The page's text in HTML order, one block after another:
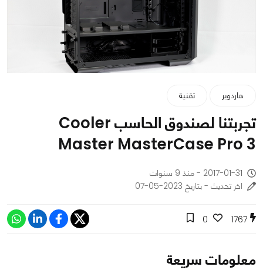
هاردوير تقنية
تجربتنا لصندوق الحاسب Cooler
Master MasterCase Pro 3
2017-01-31 - منذ 9 سنوات
اخر تحديث - بتاريخ 2023-05-07
1767
0
معلومات سريعة